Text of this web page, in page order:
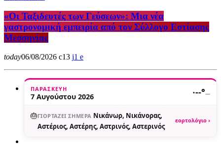
«Οι Ταξιδευτές των Γεύσεων»: Μια νέα
γαστρονομική εμπειρία από τον Σύλλογο Εστίασης
Μεσσηνίας
today06/08/2026 13 1
ΠΑΡΑΣΚΕΥΉ
7 Αυγούστου 2026 ·--°—
🎂ΓΙΟΡΤΆΖΕΙ ΣΉΜΕΡΑ Νικάνωρ, Νικάνορας,
Αστέριος, Αστέρης, Αστρινός, Αστερινός
εορτολόγιο ›